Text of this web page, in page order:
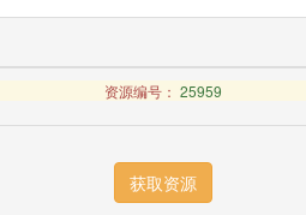
资源编号： 25959